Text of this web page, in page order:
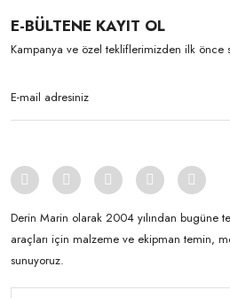
E-BÜLTENE KAYIT OL
Kampanya ve özel tekliflerimizden ilk önce
Derin Marin olarak 2004 yılından bugüne
araçları için malzeme ve ekipman temin,
sunuyoruz.